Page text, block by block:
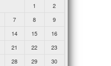
1
2
7 8
9
14 15
16
21 22
23
28 29
30